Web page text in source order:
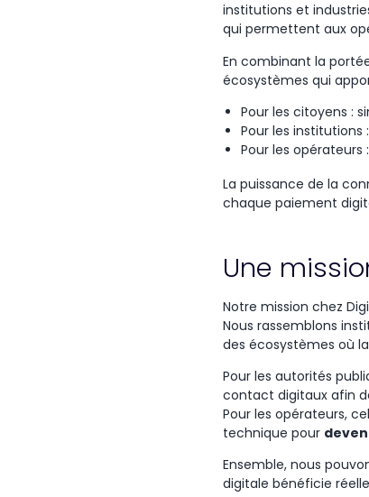
institutions et
qui permettent aux
En combinant la
écosystèmes qui
Pour les citoyens :
Pour les
Pour les
La puissance de la
chaque paiement
Une
Notre mission chez
Nous rassemblons
des écosystèmes où la
Pour les autorités
contact digitaux afin
Pour les opérateurs,
technique pour
Ensemble, nous
digitale bénéficie